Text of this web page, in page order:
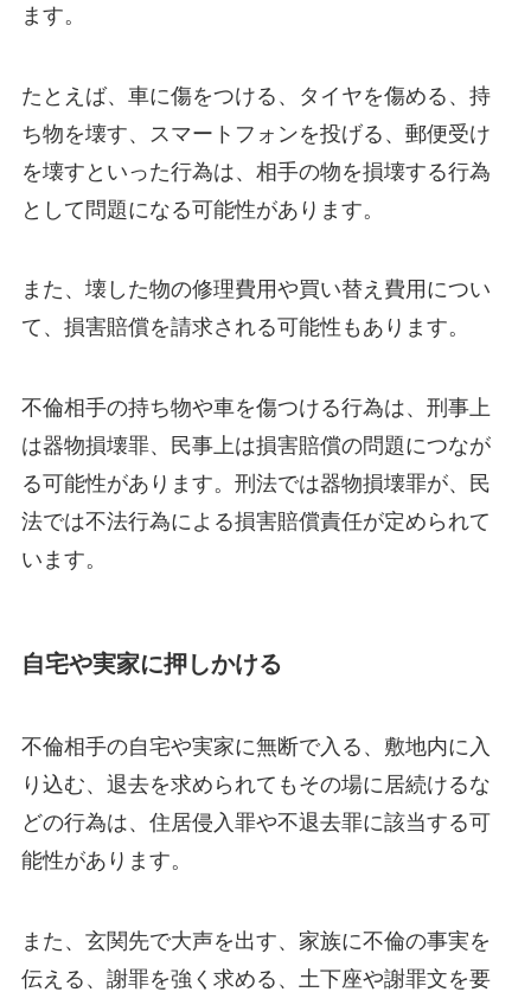
ます。
たとえば、車に傷をつける、タイヤを傷める、持
ち物を壊す、スマートフォンを投げる、郵便受け
を壊すといった行為は、相手の物を損壊する行為
として問題になる可能性があります。
また、壊した物の修理費用や買い替え費用につい
て、損害賠償を請求される可能性もあります。
不倫相手の持ち物や車を傷つける行為は、刑事上
は器物損壊罪、民事上は損害賠償の問題につなが
る可能性があります。刑法では器物損壊罪が、民
法では不法行為による損害賠償責任が定められて
います。
自宅や実家に押しかける
不倫相手の自宅や実家に無断で入る、敷地内に入
り込む、退去を求められてもその場に居続けるな
どの行為は、住居侵入罪や不退去罪に該当する可
能性があります。
また、玄関先で大声を出す、家族に不倫の事実を
伝える、謝罪を強く求める、土下座や謝罪文を要